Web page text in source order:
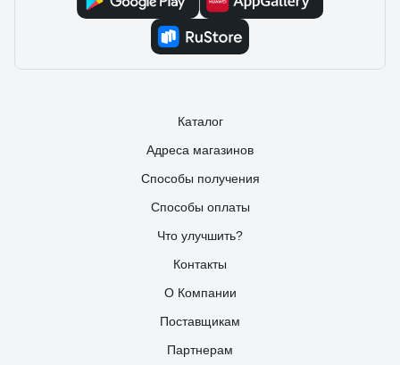
Каталог
Адреса магазинов
Способы получения
Способы оплаты
Что улучшить?
Контакты
О Компании
Поставщикам
Партнерам